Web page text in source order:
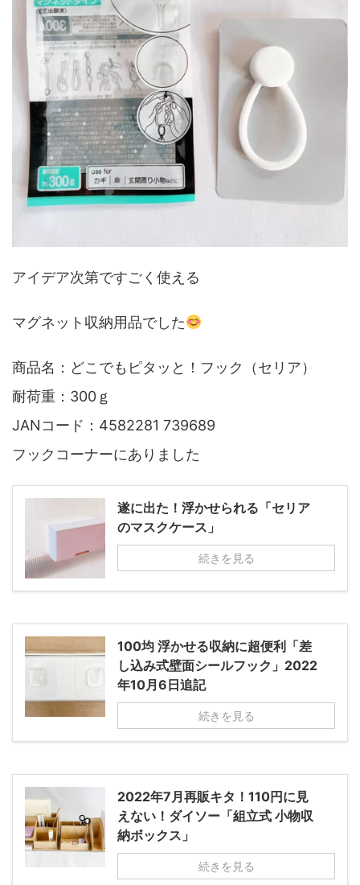
アイデア次第ですごく使える
マグネット収納用品でした
商品名：どこでもピタッと！フック（セリア）
耐荷重：300ｇ
JANコード：4582281 739689
フックコーナーにありました
遂に出た！浮かせられる「セリア
のマスクケース」
続きを見る
100均 浮かせる収納に超便利「差
し込み式壁面シールフック」2022
年10月6日追記
続きを見る
2022年7月再販キタ！110円に見
えない！ダイソー「組立式 小物収
納ボックス」
続きを見る